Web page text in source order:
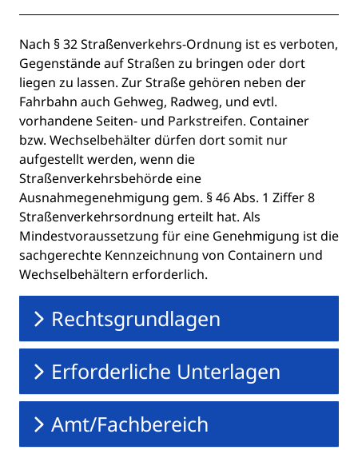
Beschreibung
Nach § 32 Straßenverkehrs-Ordnung ist es verboten,
Gegenstände auf Straßen zu bringen oder dort
liegen zu lassen. Zur Straße gehören neben der
Fahrbahn auch Gehweg, Radweg, und evtl.
vorhandene Seiten- und Parkstreifen. Container
bzw. Wechselbehälter dürfen dort somit nur
aufgestellt werden, wenn die
Straßenverkehrsbehörde eine
Ausnahmegenehmigung gem. § 46 Abs. 1 Ziffer 8
Straßenverkehrsordnung erteilt hat. Als
Mindestvoraussetzung für eine Genehmigung ist die
sachgerechte Kennzeichnung von Containern und
Wechselbehältern erforderlich.
Rechtsgrundlagen
Erforderliche Unterlagen
Amt/Fachbereich